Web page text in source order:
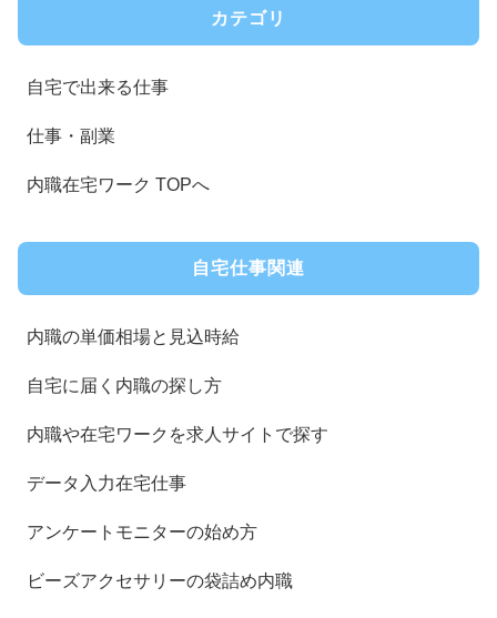
カテゴリ
自宅で出来る仕事
仕事・副業
内職在宅ワーク TOPへ
自宅仕事関連
内職の単価相場と見込時給
自宅に届く内職の探し方
内職や在宅ワークを求人サイトで探す
データ入力在宅仕事
アンケートモニターの始め方
ビーズアクセサリーの袋詰め内職